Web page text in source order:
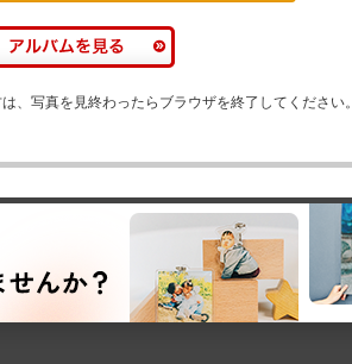
、写真を見終わったらブラウザを終了してください。